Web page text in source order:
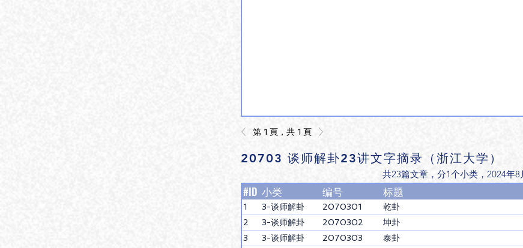
第 1 頁，共 1 頁
20703 谈师解卦23讲文字摘录（浙江大学）
共23篇文章，分1个小类，​2024年8
#ID 小类 编号 标题
1 3-谈师解卦 2070301
乾卦
2
3-谈师解卦 2070302
坤卦
3
3-谈师解卦 2070303
泰卦